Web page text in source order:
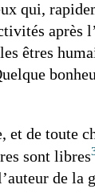
qui,
après
êtres
et de toute
sont libres
de la